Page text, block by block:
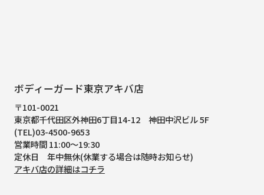
ボディーガード東京アキバ店
〒101-0021
東京都千代田区外神田6丁目14-12 神田中沢ビル 5F
(TEL)03-4500-9653
営業時間 11:00～19:30
定休日 年中無休(休業する場合は随時お知らせ)
アキバ店の詳細はコチラ